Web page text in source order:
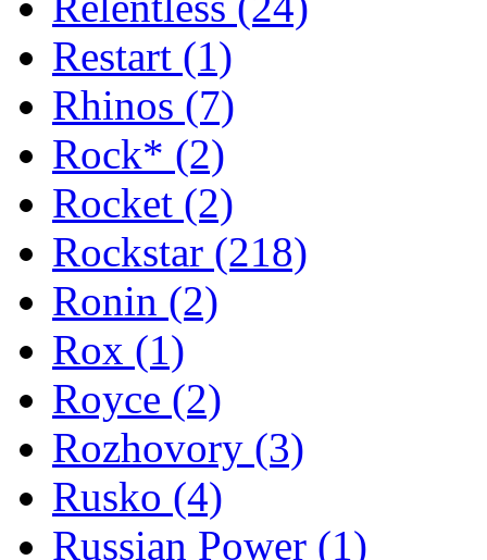
Restart (1)
Rhinos (7)
Rock* (2)
Rocket (2)
Rockstar (218)
Ronin (2)
Rox (1)
Royce (2)
Rozhovory (3)
Rusko (4)
Russian Power (1)